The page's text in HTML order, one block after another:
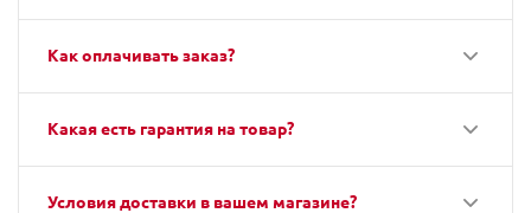
Как оплачивать заказ?
Какая есть гарантия на товар?
Условия доставки в вашем магазине?